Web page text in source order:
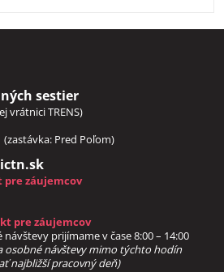
sestier
vrátnici TRENS)
(zastávka: Pred Poľom)
záujemcov
pre záujemcov
prijímame v čase 8:00 – 14:00
osobné návštevy mimo týchto hodín
najbližší pracovný deň)